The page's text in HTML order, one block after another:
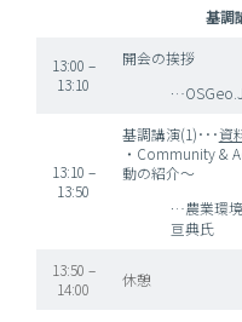
基調
13:00 –
13:10
開会の挨拶
13:10 –
13:50
基調講演(1)･･･資
・Community &
動の紹介～
…農業環
亘典氏
13:50 –
14:00
休憩